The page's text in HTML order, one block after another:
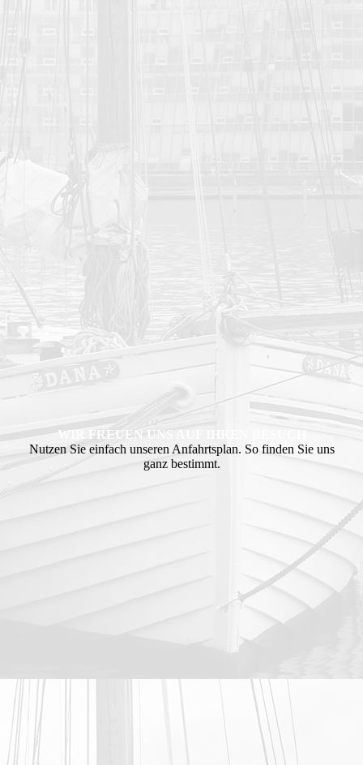
WIR FREUEN UNS AUF IHREN BESUCH
Nutzen Sie einfach unseren Anfahrtsplan. So finden Sie uns
ganz bestimmt.